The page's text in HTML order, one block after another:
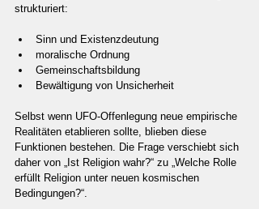
strukturiert:
Sinn und Existenzdeutung
moralische Ordnung
Gemeinschaftsbildung
Bewältigung von Unsicherheit
Selbst wenn UFO-Offenlegung neue empirische
Realitäten etablieren sollte, blieben diese
Funktionen bestehen. Die Frage verschiebt sich
daher von „Ist Religion wahr?“ zu „Welche Rolle
erfüllt Religion unter neuen kosmischen
Bedingungen?“.